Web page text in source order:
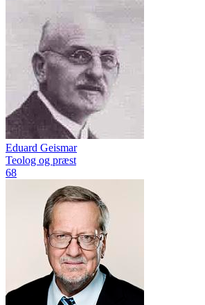
Eduard Geismar
Teolog og præst
68